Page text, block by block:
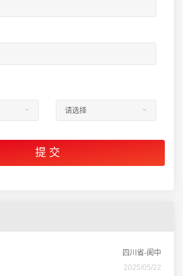
四川省-阆中
2025/05/22